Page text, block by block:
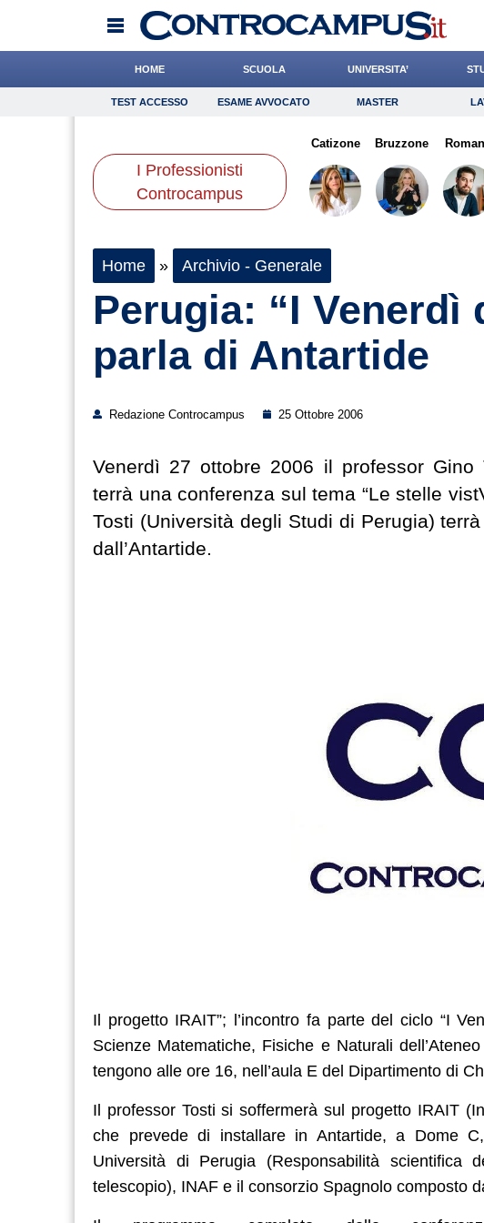
HOME SCUOLA UNIVERSITA’
TEST ACCESSO Esame Avvocato Master
Consigli
Scienze
TEST ACCESSO ESAME AVVOCATO MASTER
I Professionisti
Controcampus
Catizone Bruzzone
Home » Archivio - Generale
Perugia: “I Venerdì
parla di Antartide
Redazione Controcampus 25 Ottobre 2006
Venerdì 27 ottobre 2006 il professor
terrà una conferenza sul tema “Le stelle
Tosti (Università degli Studi di Perugia)
dall’Antartide.
Il progetto IRAIT”; l’incontro fa parte del ciclo “I
Scienze Matematiche, Fisiche e Naturali
tengono alle ore 16, nell’aula E del Dipartimento di
Il professor Tosti si soffermerà sul progetto IRAIT
che prevede di installare in Antartide, a Dome
Università di Perugia (Responsabilità scientifica
telescopio), INAF e il consorzio Spagnolo composto